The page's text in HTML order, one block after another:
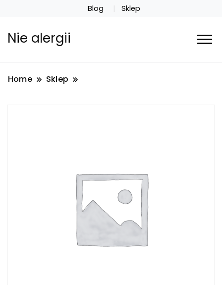
Blog Sklep
Nie alergii
Home Sklep